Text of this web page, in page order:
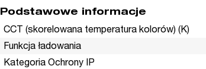
Podstawowe informacje
CCT (skorelowana temperatura kolorów) (K)
Funkcja ładowania
Kategoria Ochrony IP